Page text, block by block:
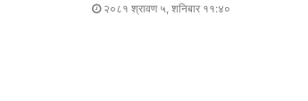
२०८१ श्रावण ५, शनिबार ११:४०